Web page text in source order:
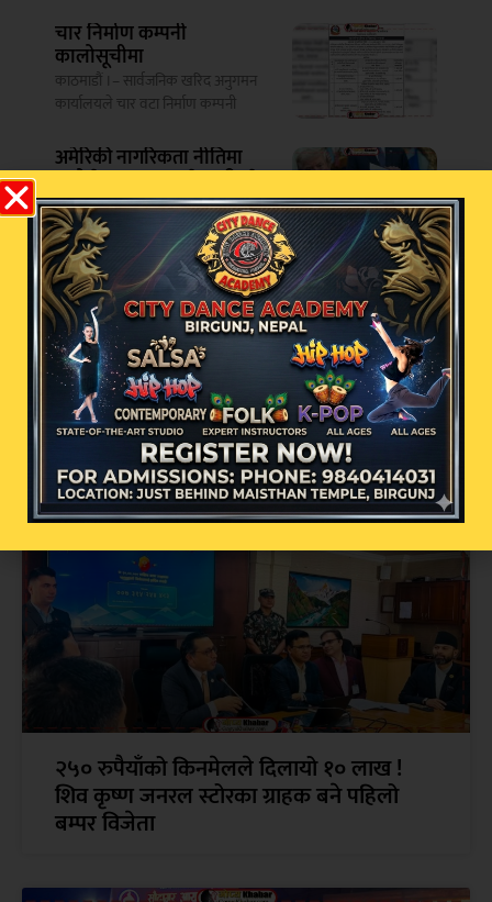
चार निर्माण कम्पनी
कालोसूचीमा
काठमाडौं ।– सार्वजनिक खरिद अनुगमन
कार्यालयले चार वटा निर्माण कम्पनी
अमेरिकी नागरिकता नीतिमा
ठूलो फेरबदल, ट्रम्पले जारी गरे
दुई कार्यकारी आदेश
काठमाडौं – अमेरिकी राष्ट्रपति डोनाल्ड
ट्रम्पले बिहीबार जन्मसिद्ध
नागरिकतासम्बन्धी दुई
सम्बन्धित खबर
२५० रुपैयाँको किनमेलले दिलायो १० लाख !
शिव कृष्ण जनरल स्टोरका ग्राहक बने पहिलो
बम्पर विजेता